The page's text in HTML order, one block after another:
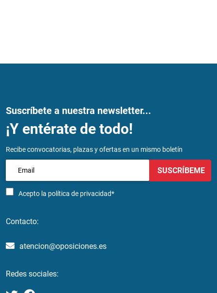
Suscríbete a nuestra newsletter...
¡Y entérate de todo!
Recibe convocatorias, plazas y ofertas en un mismo boletín
Acepto la política de privacidad*
SUSCRÍBEME
Contacto:
atencion@oposiciones.es
Redes sociales: